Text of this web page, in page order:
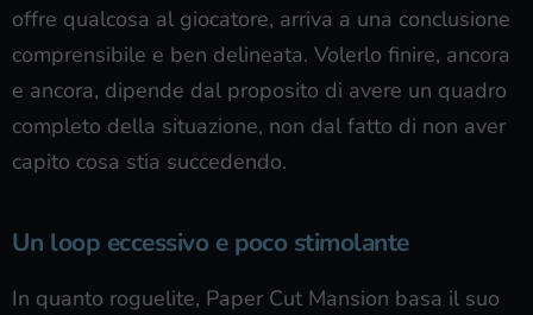
offre qualcosa al giocatore, arriva a una conclusione
comprensibile e ben delineata. Volerlo finire, ancora
e ancora, dipende dal proposito di avere un quadro
completo della situazione, non dal fatto di non aver
capito cosa stia succedendo.
Un loop eccessivo e poco stimolante
In quanto roguelite, Paper Cut Mansion basa il suo